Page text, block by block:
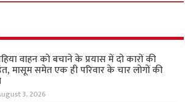
वाहन को बचाने के प्रयास में दो कारों की
मासूम समेत एक ही परिवार के चार लोगों की
3, 2026